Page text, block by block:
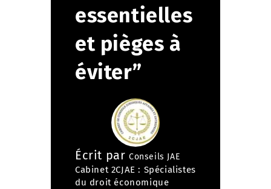
essentielles
et pièges à
éviter”
Écrit par Conseils JAE
Cabinet 2CJAE : Spécialistes
du droit économique